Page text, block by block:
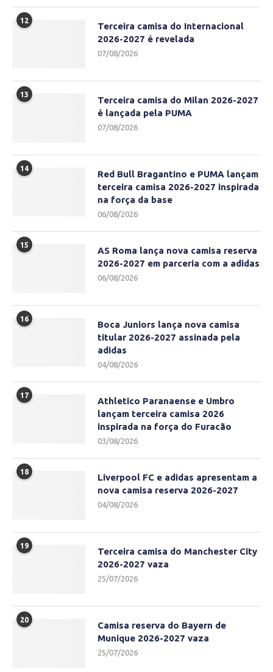
12
Terceira camisa do Internacional
2026-2027 é revelada
07/08/2026
13
Terceira camisa do Milan 2026-2027
é lançada pela PUMA
07/08/2026
14
Red Bull Bragantino e PUMA lançam
terceira camisa 2026-2027 inspirada
na força da base
06/08/2026
15
AS Roma lança nova camisa reserva
2026-2027 em parceria com a adidas
06/08/2026
16
Boca Juniors lança nova camisa
titular 2026-2027 assinada pela
adidas
04/08/2026
17
Athletico Paranaense e Umbro
lançam terceira camisa 2026
inspirada na força do Furacão
03/08/2026
18
Liverpool FC e adidas apresentam a
nova camisa reserva 2026-2027
04/08/2026
19
Terceira camisa do Manchester City
2026-2027 vaza
25/07/2026
20
Camisa reserva do Bayern de
Munique 2026-2027 vaza
25/07/2026